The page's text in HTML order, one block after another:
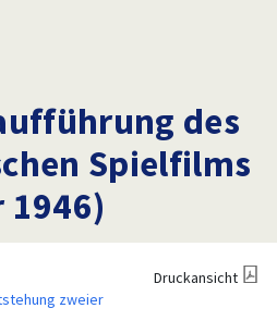
des
Spielfilms
1946)
zweier
Druckansicht